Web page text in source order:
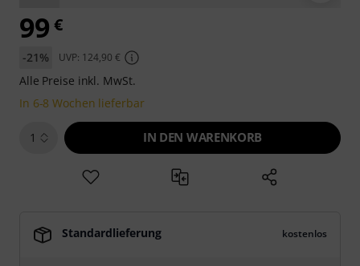
99 €
-21% UVP: 124,90 €
Alle Preise inkl. MwSt.
In 6-8 Wochen lieferbar
1 IN DEN WARENKORB
Standardlieferung kostenlos